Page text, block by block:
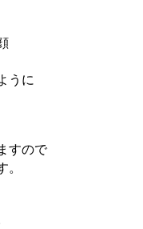
うに
すので
。